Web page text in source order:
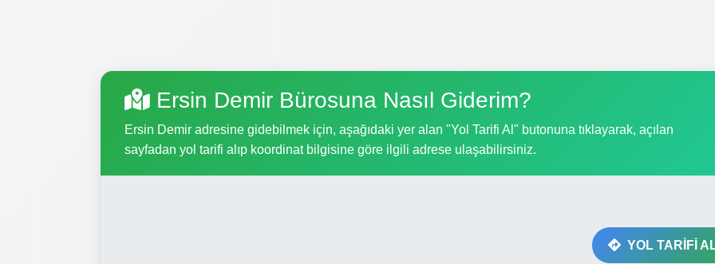
Ersin Demir Bürosuna Nasıl Giderim?
Ersin Demir adresine gidebilmek için, aşağıdaki yer alan "Yol Tarifi Al" butonuna tıklayarak, açılan
sayfadan yol tarifi alıp koordinat bilgisine göre ilgili adrese ulaşabilirsiniz.
YOL TARİFİ